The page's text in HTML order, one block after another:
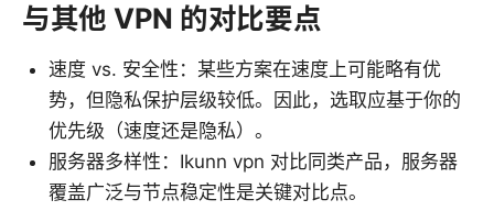
与其他 VPN 的对比要点
速度 vs. 安全性：某些方案在速度上可能略有优
势，但隐私保护层级较低。因此，选取应基于你的
优先级（速度还是隐私）。
服务器多样性：Ikunn vpn 对比同类产品，服务器
覆盖广泛与节点稳定性是关键对比点。